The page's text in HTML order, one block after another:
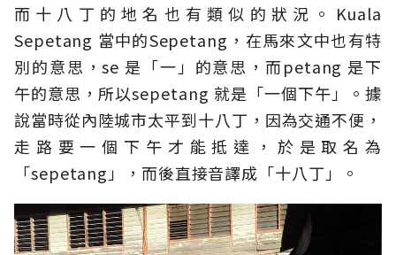
而十八丁的地名也有類似的狀況。Kuala
Sepetang 當中的Sepetang，在馬來文中也有特
別的意思，se 是「一」的意思，而petang 是下
午的意思，所以sepetang 就是「一個下午」。據
說當時從內陸城市太平到十八丁，因為交通不便，
走路要一個下午才能抵達，於是取名為
「sepetang」，而後直接音譯成「十八丁」。